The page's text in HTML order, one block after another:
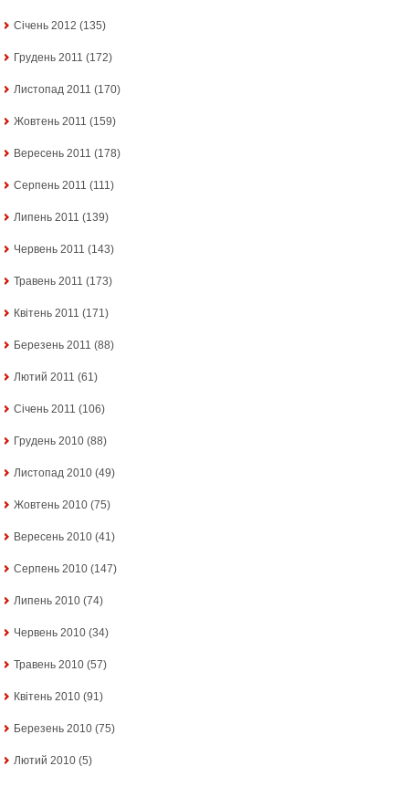
Січень 2012 (135)
Грудень 2011 (172)
Листопад 2011 (170)
Жовтень 2011 (159)
Вересень 2011 (178)
Серпень 2011 (111)
Липень 2011 (139)
Червень 2011 (143)
Травень 2011 (173)
Квітень 2011 (171)
Березень 2011 (88)
Лютий 2011 (61)
Січень 2011 (106)
Грудень 2010 (88)
Листопад 2010 (49)
Жовтень 2010 (75)
Вересень 2010 (41)
Серпень 2010 (147)
Липень 2010 (74)
Червень 2010 (34)
Травень 2010 (57)
Квітень 2010 (91)
Березень 2010 (75)
Лютий 2010 (5)